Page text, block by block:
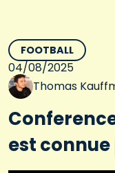
FOOTBALL
04/08/2025
Thomas
est